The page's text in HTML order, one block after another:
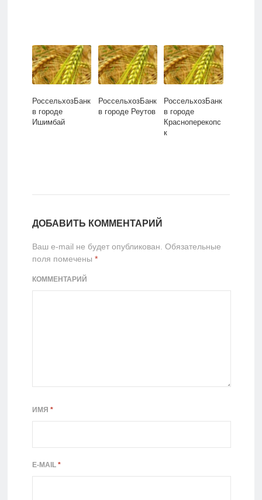
РоссельхозБанк
в городе
Ишимбай
РоссельхозБанк
в городе Реутов
РоссельхозБанк
в городе
Красноперекопс
к
ДОБАВИТЬ КОММЕНТАРИЙ
Ваш e-mail не будет опубликован. Обязательные
поля помечены *
КОММЕНТАРИЙ
ИМЯ *
E-MAIL *